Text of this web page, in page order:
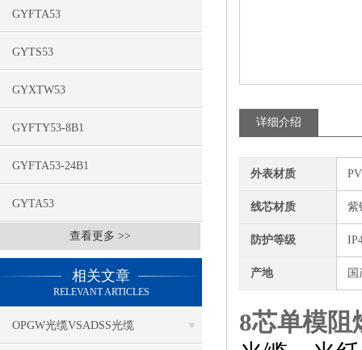
GYFTA53
GYTS53
GYXTW53
GYFTY53-8B1
GYFTA53-24B1
GYTA53
查看更多 >>
相关文章
RELEVANT ARTICLES
OPGW光缆VSADSS光缆
详细介绍
外表材质
线芯材质 紫
防护等级
产地 国
8芯单模阻